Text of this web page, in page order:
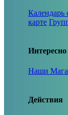
Календарь
карте
Интересно
Наши
Действия